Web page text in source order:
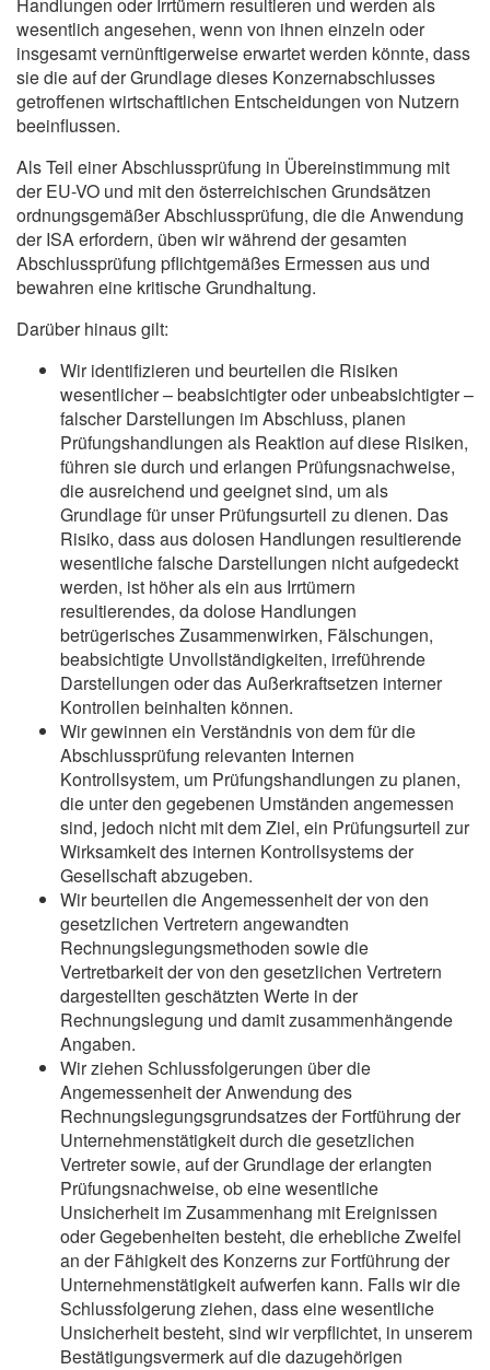
wesentlich angesehen, wenn von ihnen einzeln oder
insgesamt vernünftigerweise erwartet werden könnte, dass
sie die auf der Grundlage dieses Konzernabschlusses
getroffenen wirtschaftlichen Entscheidungen von Nutzern
beeinflussen.
Als Teil einer Abschlussprüfung in Übereinstimmung mit
der EU-VO und mit den österreichischen Grundsätzen
ordnungsgemäßer Abschlussprüfung, die die Anwendung
der ISA erfordern, üben wir während der gesamten
Abschlussprüfung pflichtgemäßes Ermessen aus und
bewahren eine kritische Grundhaltung.
Darüber hinaus gilt:
Wir identifizieren und beurteilen die Risiken
wesentlicher – beabsichtigter oder unbeabsichtigter –
falscher Darstellungen im Abschluss, planen
Prüfungshandlungen als Reaktion auf diese Risiken,
führen sie durch und erlangen Prüfungsnachweise,
die ausreichend und geeignet sind, um als
Grundlage für unser Prüfungsurteil zu dienen. Das
Risiko, dass aus dolosen Handlungen resultierende
wesentliche falsche Darstellungen nicht aufgedeckt
werden, ist höher als ein aus Irrtümern
resultierendes, da dolose Handlungen
betrügerisches Zusammenwirken, Fälschungen,
beabsichtigte Unvollständigkeiten, irreführende
Darstellungen oder das Außerkraftsetzen interner
Kontrollen beinhalten können.
Wir gewinnen ein Verständnis von dem für die
Abschlussprüfung relevanten Internen
Kontrollsystem, um Prüfungshandlungen zu planen,
die unter den gegebenen Umständen angemessen
sind, jedoch nicht mit dem Ziel, ein Prüfungsurteil zur
Wirksamkeit des internen Kontrollsystems der
Gesellschaft abzugeben.
Wir beurteilen die Angemessenheit der von den
gesetzlichen Vertretern angewandten
Rechnungslegungsmethoden sowie die
Vertretbarkeit der von den gesetzlichen Vertretern
dargestellten geschätzten Werte in der
Rechnungslegung und damit zusammenhängende
Angaben.
Wir ziehen Schlussfolgerungen über die
Angemessenheit der Anwendung des
Rechnungslegungsgrundsatzes der Fortführung der
Unternehmenstätigkeit durch die gesetzlichen
Vertreter sowie, auf der Grundlage der erlangten
Prüfungsnachweise, ob eine wesentliche
Unsicherheit im Zusammenhang mit Ereignissen
oder Gegebenheiten besteht, die erhebliche Zweifel
an der Fähigkeit des Konzerns zur Fortführung der
Unternehmenstätigkeit aufwerfen kann. Falls wir die
Schlussfolgerung ziehen, dass eine wesentliche
Unsicherheit besteht, sind wir verpflichtet, in unserem
Bestätigungsvermerk auf die dazugehörigen